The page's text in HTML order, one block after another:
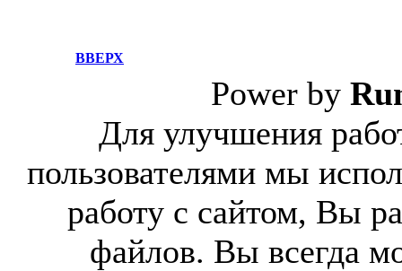
ВВЕРХ
Power by
Для улучшения
пользователями мы
работу с сайтом, Вы
файлов. Вы всегда